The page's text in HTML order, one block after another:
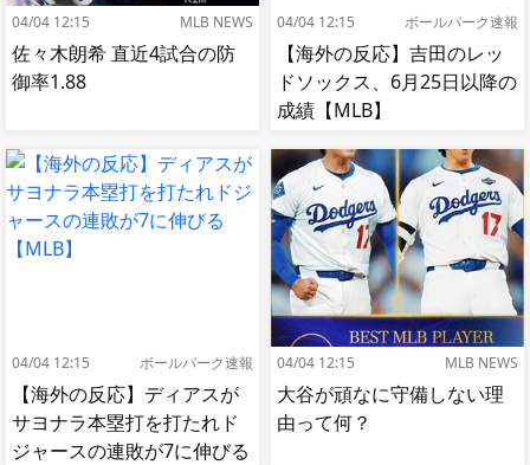
04/04 12:15 MLB NEWS
佐々木朗希 直近4試合の防
御率1.88
04/04 12:15 ボールパーク速報
【海外の反応】吉田のレッ
ドソックス、6月25日以降の
成績【MLB】
04/04 12:15 ボールパーク速報
【海外の反応】ディアスが
サヨナラ本塁打を打たれド
ジャースの連敗が7に伸びる
04/04 12:15 MLB NEWS
大谷が頑なに守備しない理
由って何？